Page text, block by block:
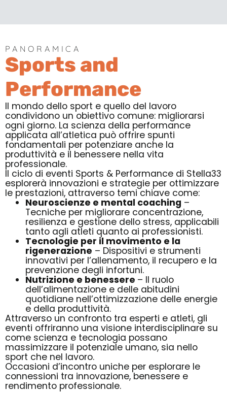
PANORAMICA
Sports and
Performance
Il mondo dello sport e quello del lavoro
condividono un obiettivo comune: migliorarsi
ogni giorno. La scienza della performance
applicata all’atletica può offrire spunti
fondamentali per potenziare anche la
produttività e il benessere nella vita
professionale.
Il ciclo di eventi Sports & Performance di Stella33
esplorerà innovazioni e strategie per ottimizzare
le prestazioni, attraverso temi chiave come:
Neuroscienze e mental coaching –
Tecniche per migliorare concentrazione,
resilienza e gestione dello stress, applicabili
tanto agli atleti quanto ai professionisti.
Tecnologie per il movimento e la
rigenerazione – Dispositivi e strumenti
innovativi per l’allenamento, il recupero e la
prevenzione degli infortuni.
Nutrizione e benessere – Il ruolo
dell’alimentazione e delle abitudini
quotidiane nell’ottimizzazione delle energie
e della produttività.
Attraverso un confronto tra esperti e atleti, gli
eventi offriranno una visione interdisciplinare su
come scienza e tecnologia possano
massimizzare il potenziale umano, sia nello
sport che nel lavoro.
Occasioni d’incontro uniche per esplorare le
connessioni tra innovazione, benessere e
rendimento professionale.